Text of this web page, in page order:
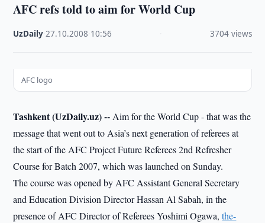
AFC refs told to aim for World Cup
UzDaily ·27.10.2008 10:56 3704 views
AFC logo
Tashkent (UzDaily.uz) -- Aim for the World Cup - that was the
message that went out to Asia’s next generation of referees at
the start of the AFC Project Future Referees 2nd Refresher
Course for Batch 2007, which was launched on Sunday.
The course was opened by AFC Assistant General Secretary
and Education Division Director Hassan Al Sabah, in the
presence of AFC Director of Referees Yoshimi Ogawa,the-